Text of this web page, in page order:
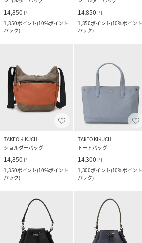
14,850 円
1,350ポイント(10%ポイント
バック)
14,850 円
1,350ポイント(10%ポイント
バック)
TAKEO KIKUCHI
ショルダーバッグ
14,850 円
1,350ポイント(10%ポイント
バック)
TAKEO KIKUCHI
トートバッグ
14,300 円
1,300ポイント(10%ポイント
バック)